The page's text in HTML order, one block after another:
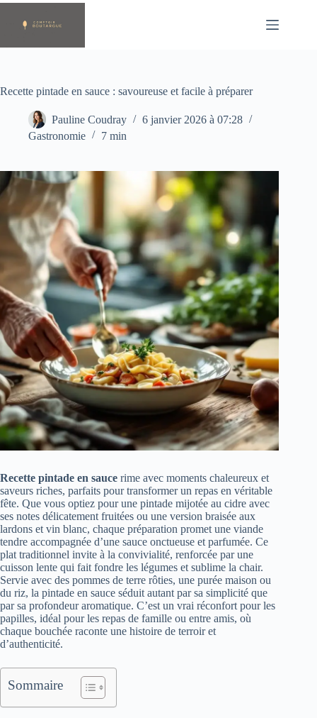
Passer
contenu
Recette pintade en sauce : savoureuse et facile à préparer
Pauline Coudray
6 janvier 2026 à 07:28
Gastronomie
7 min
Recette pintade en sauce rime avec moments chaleureux et
saveurs riches, parfaits pour transformer un repas en véritable
fête. Que vous optiez pour une pintade mijotée au cidre avec
ses notes délicatement fruitées ou une version braisée aux
lardons et vin blanc, chaque préparation promet une viande
tendre accompagnée d’une sauce onctueuse et parfumée. Ce
plat traditionnel invite à la convivialité, renforcée par une
cuisson lente qui fait fondre les légumes et sublime la chair.
Servie avec des pommes de terre rôties, une purée maison ou
du riz, la pintade en sauce séduit autant par sa simplicité que
par sa profondeur aromatique. C’est un vrai réconfort pour les
papilles, idéal pour les repas de famille ou entre amis, où
chaque bouchée raconte une histoire de terroir et
d’authenticité.
Sommaire